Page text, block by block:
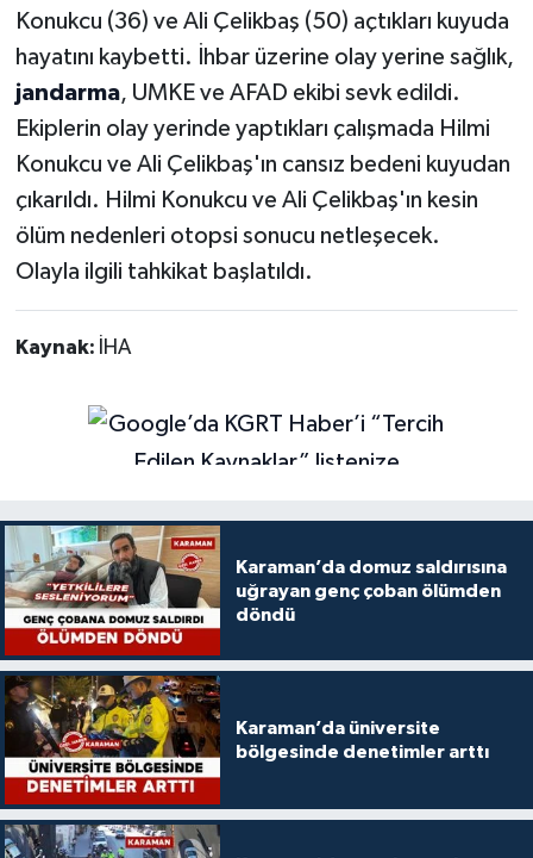
Konukcu (36) ve Ali Çelikbaş (50) açtıkları kuyuda
hayatını kaybetti. İhbar üzerine olay yerine sağlık,
jandarma, UMKE ve AFAD ekibi sevk edildi.
Ekiplerin olay yerinde yaptıkları çalışmada Hilmi
Konukcu ve Ali Çelikbaş'ın cansız bedeni kuyudan
çıkarıldı. Hilmi Konukcu ve Ali Çelikbaş'ın kesin
ölüm nedenleri otopsi sonucu netleşecek.
Olayla ilgili tahkikat başlatıldı.
Kaynak: İHA
Karaman’da domuz saldırısına
uğrayan genç çoban ölümden
döndü
Karaman’da üniversite
bölgesinde denetimler arttı